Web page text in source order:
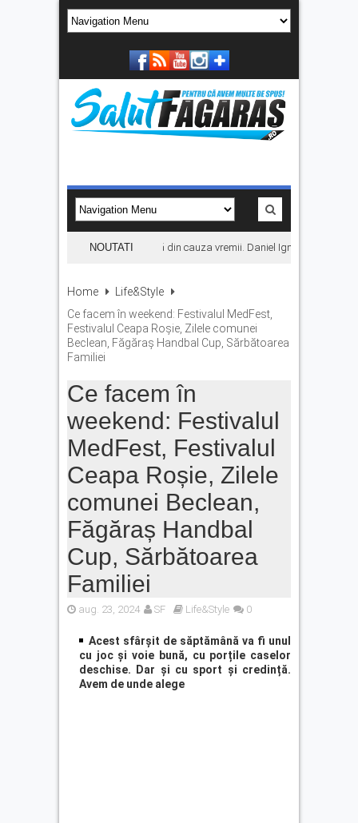
NOUTATI
Concertul KLUMEA se amână din cauza vremii. Daniel Ignat și Titi
Home
Life&Style
Ce facem în weekend: Festivalul MedFest,
Festivalul Ceapa Roșie, Zilele comunei
Beclean, Făgăraș Handbal Cup, Sărbătoarea
Familiei
Ce facem în
weekend: Festivalul
MedFest, Festivalul
Ceapa Roșie, Zilele
comunei Beclean,
Făgăraș Handbal
Cup, Sărbătoarea
Familiei
aug. 23, 2024 SF Life&Style 0
Acest sfârșit de săptămână va fi unul
cu joc și voie bună, cu porțile caselor
deschise. Dar și cu sport și credință.
Avem de unde alege